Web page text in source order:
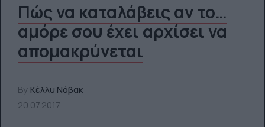
Πώς να καταλάβεις αν το…
αμόρε σου έχει αρχίσει να
απομακρύνεται
By Κέλλυ Νόβακ
20.07.2017